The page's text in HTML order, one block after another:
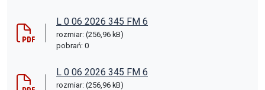
L 0 06 2026 345 FM 6
rozmiar: (256,96 kB)
pobrań: 0
L 0 06 2026 345 FM 6
rozmiar: (256,96 kB)